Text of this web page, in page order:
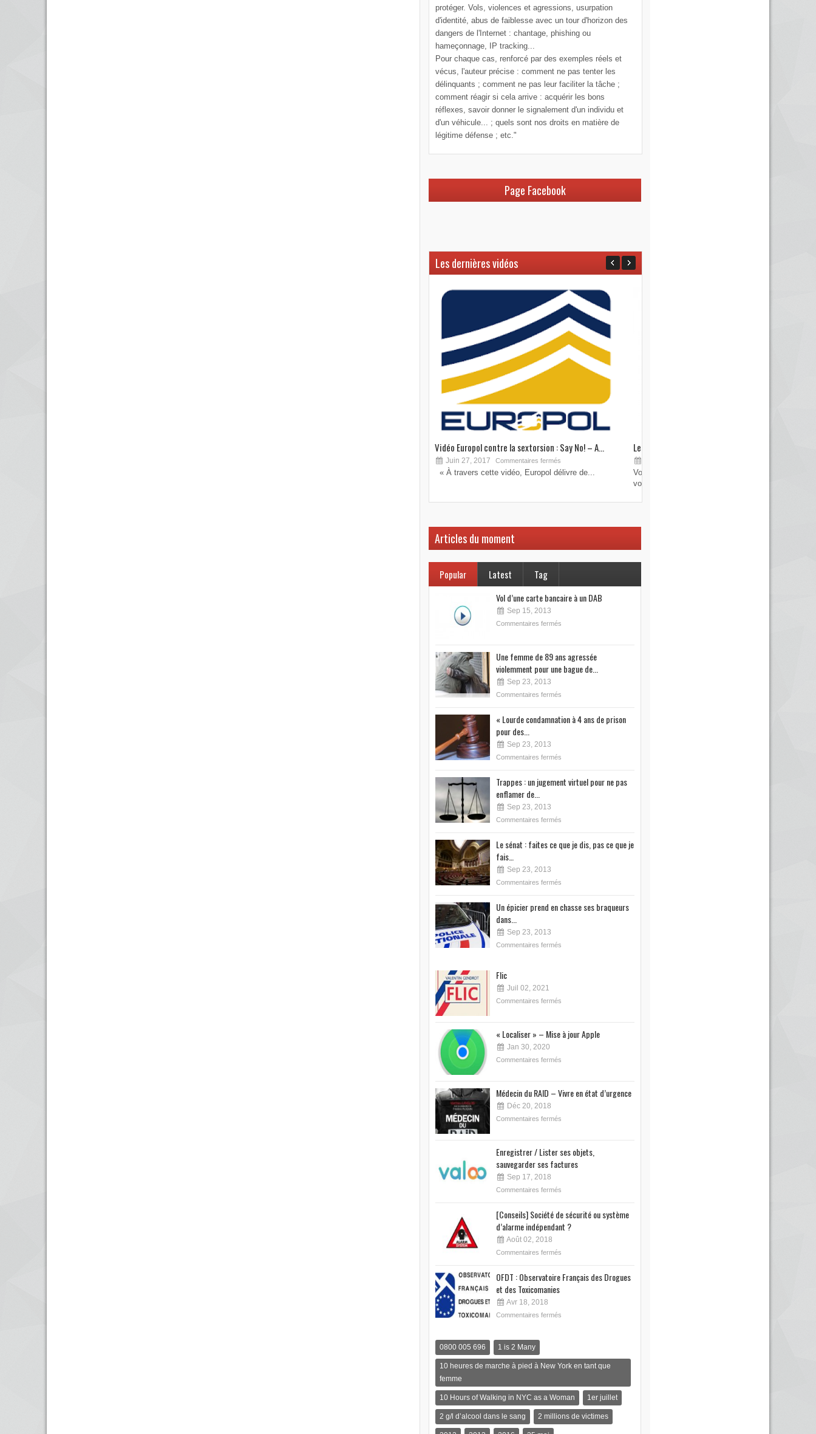
protéger. Vols, violences et agressions, usurpation
d'identité, abus de faiblesse avec un tour d'horizon des
dangers de l'Internet : chantage, phishing ou
hameçonnage, IP tracking...
Pour chaque cas, renforcé par des exemples réels et
vécus, l'auteur précise : comment ne pas tenter les
délinquants ; comment ne pas leur faciliter la tâche ;
comment réagir si cela arrive : acquérir les bons
réflexes, savoir donner le signalement d'un individu et
d'un véhicule... ; quels sont nos droits en matière de
légitime défense ; etc."
Page Facebook
Les dernières vidéos
Vidéo Europol contre la sextorsion : Say No! – A...
Juin 27, 2017 Commentaires fermés
« À travers cette vidéo, Europol délivre de...
Les brouilleurs de clefs de véhicule
Vous pensez avoir verrouillé votre véhicule avec
votre...
Articles du moment
Popular Latest Tag
Vol d’une carte bancaire à un DAB
Sep 15, 2013
Commentaires fermés
Une femme de 89 ans agressée
violemment pour une bague de...
Sep 23, 2013
Commentaires fermés
« Lourde condamnation à 4 ans de prison
pour des...
Sep 23, 2013
Commentaires fermés
Trappes : un jugement virtuel pour ne pas
enflamer de...
Sep 23, 2013
Commentaires fermés
Le sénat : faites ce que je dis, pas ce que je
fais…
Sep 23, 2013
Commentaires fermés
Un épicier prend en chasse ses braqueurs
dans...
Sep 23, 2013
Commentaires fermés
Flic
Juil 02, 2021
Commentaires fermés
« Localiser » – Mise à jour Apple
Jan 30, 2020
Commentaires fermés
Médecin du RAID – Vivre en état d’urgence
Déc 20, 2018
Commentaires fermés
Enregistrer / Lister ses objets,
sauvegarder ses factures
Sep 17, 2018
Commentaires fermés
[Conseils] Société de sécurité ou système
d’alarme indépendant ?
Août 02, 2018
Commentaires fermés
OFDT : Observatoire Français des Drogues
et des Toxicomanies
Avr 18, 2018
Commentaires fermés
0800 005 696 1 is 2 Many
10 heures de marche à pied à New York en tant que
femme
10 Hours of Walking in NYC as a Woman 1er juillet
2 g/l d’alcool dans le sang 2 millions de victimes